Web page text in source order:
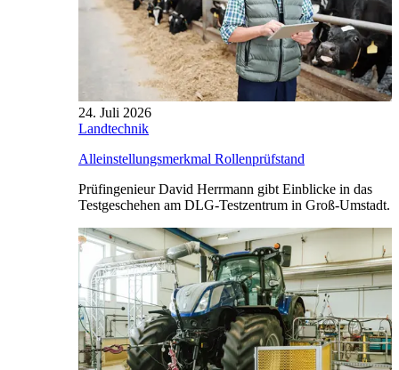
24. Juli 2026
Landtechnik
Alleinstellungsmerkmal Rollenprüfstand
Prüfingenieur David Herrmann gibt Einblicke in das
Testgeschehen am DLG-Testzentrum in Groß-Umstadt.